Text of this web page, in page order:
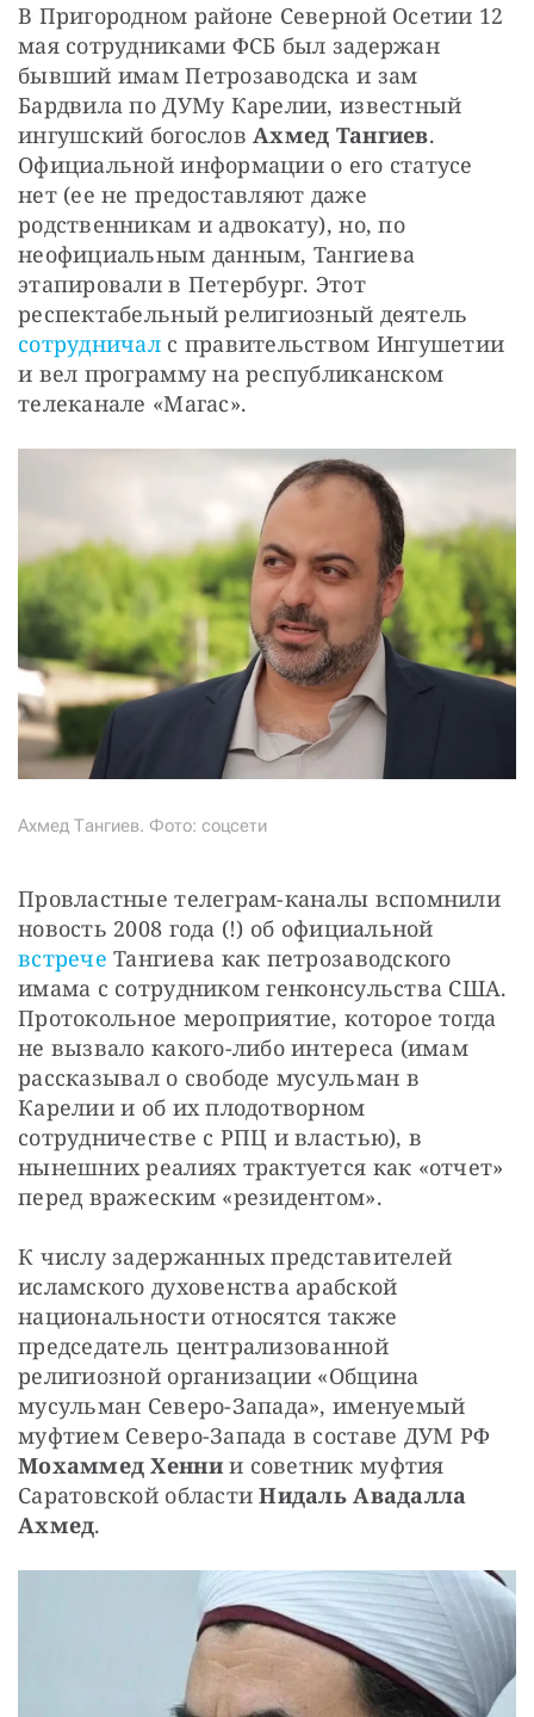
В Пригородном районе Северной Осетии 12
мая сотрудниками ФСБ был задержан
бывший имам Петрозаводска и зам
Бардвила по ДУМу Карелии, известный
ингушский богослов Ахмед Тангиев.
Официальной информации о его статусе
нет (ее не предоставляют даже
родственникам и адвокату), но, по
неофициальным данным, Тангиева
этапировали в Петербург. Этот
сотрудничал с правительством Ингушетии
и вел программу на республиканском
телеканале «Магас».
Ахмед Тангиев. Фото: соцсети
Провластные телеграм-каналы вспомнили
встрече Тангиева как петрозаводского
имама с сотрудником генконсульства США.
Протокольное мероприятие, которое тогда
не вызвало какого-либо интереса (имам
рассказывал о свободе мусульман в
Карелии и об их плодотворном
сотрудничестве с РПЦ и властью), в
нынешних реалиях трактуется как «отчет»
перед вражеским «резидентом».
К числу задержанных представителей
исламского духовенства арабской
национальности относятся также
председатель централизованной
религиозной организации «Община
мусульман Северо-Запада», именуемый
Мохаммед Хенни и советник муфтия
Саратовской области Нидаль Авадалла
Ахмед.